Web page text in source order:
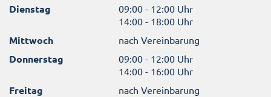
Dienstag
09:00 - 12:00 Uhr
14:00 - 18:00 Uhr
Mittwoch nach Vereinbarung
Donnerstag
09:00 - 12:00 Uhr
14:00 - 16:00 Uhr
Freitag nach Vereinbarung